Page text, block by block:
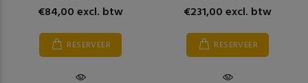
€84,00 excl. btw
RESERVEER
€231,00 excl. btw
RESERVEER